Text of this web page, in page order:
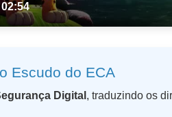
Escudo do ECA
Digital , traduzindo os